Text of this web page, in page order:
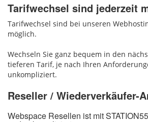
Tarifwechsel sind jederzeit
Tarifwechsel sind bei unseren
möglich.
Wechseln Sie ganz bequem in den
tieferen Tarif, je nach Ihren
unkompliziert.
Reseller / Wiederverkäufer-
Webspace Resellen ist mit